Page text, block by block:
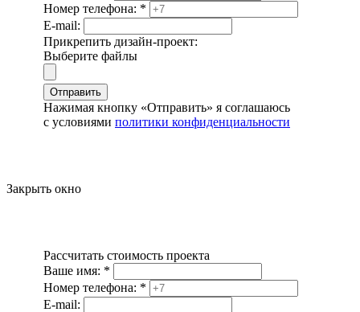
Номер телефона: *
E-mail:
Прикрепить дизайн-проект:
Выберите файлы
Отправить
Нажимая кнопку «Отправить» я соглашаюсь
с условиями политики конфиденциальности
Закрыть окно
Рассчитать стоимость проекта
Ваше имя: *
Номер телефона: *
E-mail: